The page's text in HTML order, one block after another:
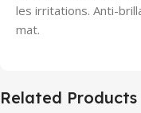
les irritations. Anti-
mat.
Related Products